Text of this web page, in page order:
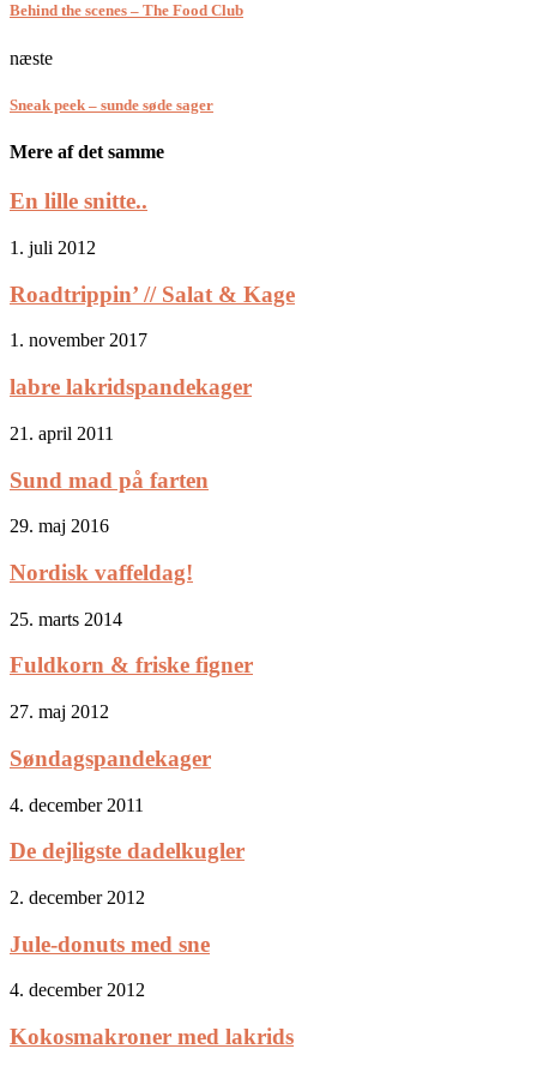
Behind the scenes – The Food Club
næste
Sneak peek – sunde søde sager
Mere af det samme
En lille snitte..
1. juli 2012
Roadtrippin’ // Salat & Kage
1. november 2017
labre lakridspandekager
21. april 2011
Sund mad på farten
29. maj 2016
Nordisk vaffeldag!
25. marts 2014
Fuldkorn & friske figner
27. maj 2012
Søndagspandekager
4. december 2011
De dejligste dadelkugler
2. december 2012
Jule-donuts med sne
4. december 2012
Kokosmakroner med lakrids